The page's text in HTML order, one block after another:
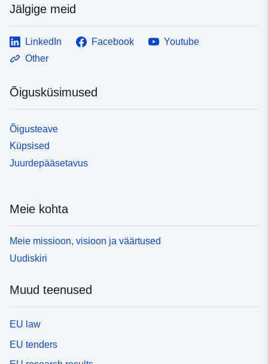
Jälgige meid
LinkedIn Facebook
Youtube
Other
Õigusküsimused
Õigusteave
Küpsised
Juurdepääsetavus
Meie kohta
Meie missioon, visioon ja väärtused
Uudiskiri
Muud teenused
EU law
EU tenders